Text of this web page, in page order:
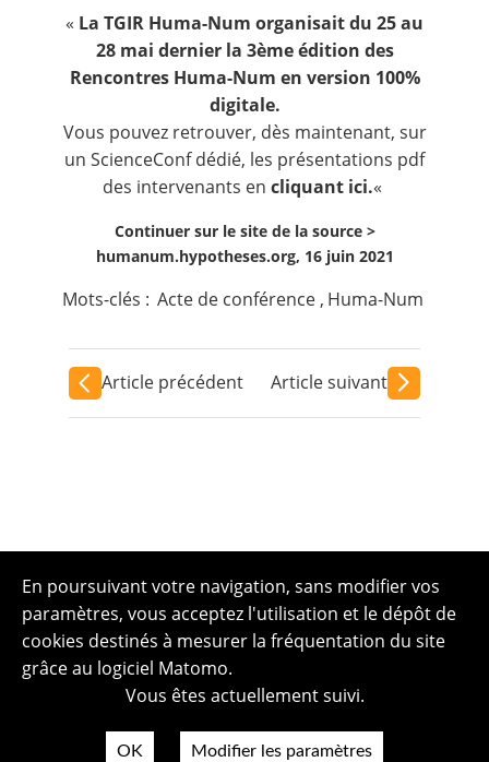
« La TGIR Huma-Num organisait du 25 au
28 mai dernier la 3ème édition des
Rencontres Huma-Num en version 100%
digitale.
Vous pouvez retrouver, dès maintenant, sur
un ScienceConf dédié, les présentations pdf
des intervenants en cliquant ici.«
Continuer sur le site de la source >
humanum.hypotheses.org, 16 juin 2021
Mots-clés : Acte de conférence , Huma-Num
Article précédent Article suivant
En poursuivant votre navigation, sans modifier vos
paramètres, vous acceptez l'utilisation et le dépôt de
cookies destinés à mesurer la fréquentation du site
grâce au logiciel Matomo.
Vous êtes actuellement suivi.
OK Modifier les paramètres